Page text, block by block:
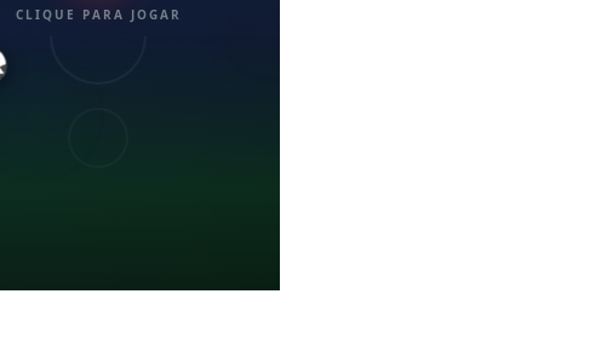
CLIQUE PARA JOGAR